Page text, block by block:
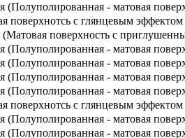
(Полуполированная - матовая
поверхнотсь с глянцевым эффектом
поверхность с
(Полуполированная - матовая
(Полуполированная - матовая
(Полуполированная - матовая
(Полуполированная - матовая
поверхнотсь с глянцевым эффектом
(Полуполированная - матовая
(Полуполированная - матовая